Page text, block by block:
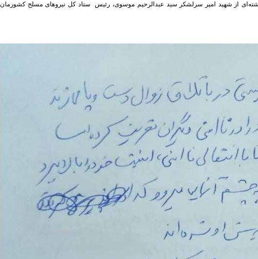
از شهید امیر سرلشکر سید عبدالرحیم موسوی، رئیس ستاد کل نیروهای مسلح کشورمان